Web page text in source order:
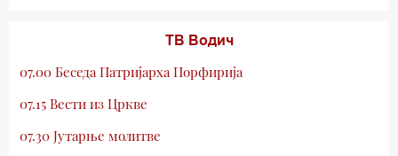
ТВ Водич
07.00 Беседа Патријарха Порфирија
07.15 Вести из Цркве
07.30 Јутарње молитве